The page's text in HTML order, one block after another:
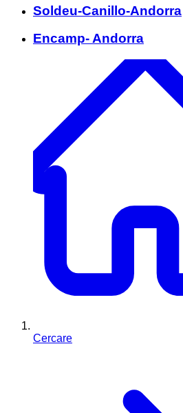
Soldeu-Canillo-Andorra
Encamp- Andorra
Cercare